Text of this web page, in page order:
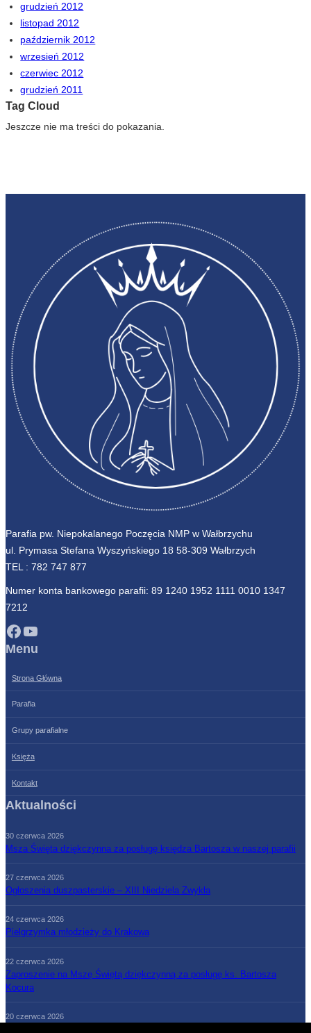
grudzień 2012
listopad 2012
październik 2012
wrzesień 2012
czerwiec 2012
grudzień 2011
Tag Cloud
Jeszcze nie ma treści do pokazania.
Parafia pw. Niepokalanego Poczęcia NMP w Wałbrzychu
ul. Prymasa Stefana Wyszyńskiego 18 58-309 Wałbrzych
TEL : 782 747 877
Numer konta bankowego parafii: 89 1240 1952 1111 0010 1347
7212
Facebook YouTube
Menu
Strona Główna
Parafia
Grupy parafialne
Księża
Kontakt
Aktualności
30 czerwca 2026
Msza Święta dziękczynna za posługę księdza Bartosza w naszej parafii
27 czerwca 2026
Ogłoszenia duszpasterskie – XIII Niedziela Zwykła
24 czerwca 2026
Pielgrzymka młodzieży do Krakowa
22 czerwca 2026
Zaproszenie na Mszę Świętą dziękczynną za posługę ks. Bartosza
Kocura
20 czerwca 2026